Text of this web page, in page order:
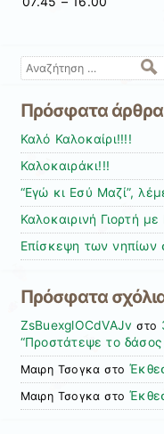
Αναζήτηση
Πρόσφατα άρθρα
Καλό Καλοκαίρι!!!!
Καλοκαιράκι!!!
“Εγώ κι Εσύ Μαζί”,
Καλοκαιρινή Γιορτή
Επίσκεψη των νηπίων
Πρόσφατα
ZsBuexglOCdVAJv στο
“Προστάτεψε το
Μαιρη Τσογκα στο
Μαιρη Τσογκα στο